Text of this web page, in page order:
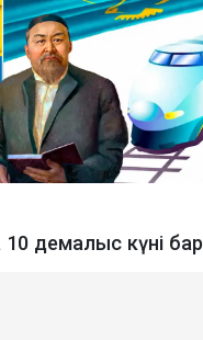
демалыс күні бар